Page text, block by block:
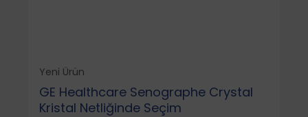
Yeni Ürün
GE Healthcare Senographe Crystal
Kristal Netliğinde Seçim